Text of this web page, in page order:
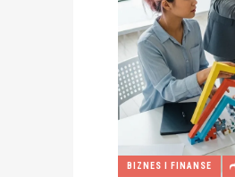
BIZNES I FINANSE